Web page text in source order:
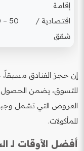
إقامة
اقتصادية /
شقق
50 – 120
إن حجز الفنادق
للتسوق، يضمن الحصول
العروض التي تشمل وجبة
للمأكولات.
أفضل الأوقات لـ